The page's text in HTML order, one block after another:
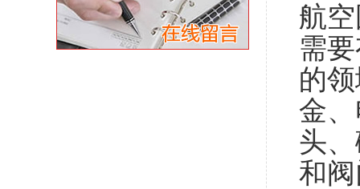
航
需
的
金
头
和